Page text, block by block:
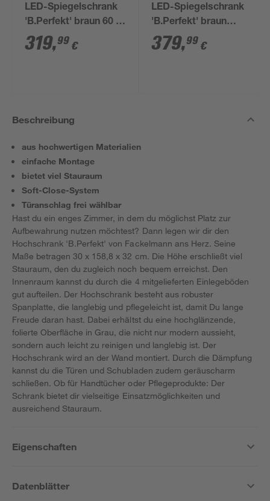
LED-Spiegelschrank
'B.Perfekt' braun 60 x
69,4 x 15,2 cm
319,99 €
LED-Spiegelschrank
'B.Perfekt' braun
glänzend 80 x 69,4 x
23,5 cm
379,99 €
Beschreibung
aus hochwertigen Materialien
einfache Montage
bietet viel Stauraum
Soft-Close-System
Türanschlag frei wählbar
Hast du ein enges Zimmer, in dem du möglichst Platz zur
Aufbewahrung nutzen möchtest? Dann legen wir dir den
Hochschrank 'B.Perfekt' von Fackelmann ans Herz. Seine
Maße betragen 30 x 158,8 x 32 cm. Die Höhe erschließt viel
Stauraum, den du zugleich noch bequem erreichst. Den
Innenraum kannst du durch die 4 mitgelieferten Einlegeböden
gut aufteilen. Der Hochschrank besteht aus robuster
Spanplatte, die langlebig und pflegeleicht ist, damit Du lange
Freude daran hast. Dabei erhältst du eine hochglänzende,
folierte Oberfläche in Grau, die nicht nur modern aussieht,
sondern auch leicht zu reinigen und langlebig ist. Der
Hochschrank wird an der Wand montiert. Durch die Dämpfung
kannst du die Türen und Schubladen zudem geräuscharm
schließen. Ob für Handtücher oder Pflegeprodukte: Der
Schrank bietet dir vielseitige Einsatzmöglichkeiten und
ausreichend Stauraum.
Eigenschaften
Datenblätter